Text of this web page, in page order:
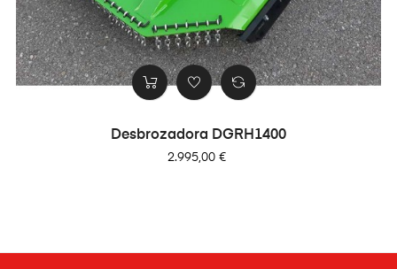
Desbrozadora DGRH1400
Precio
2.995,00 €